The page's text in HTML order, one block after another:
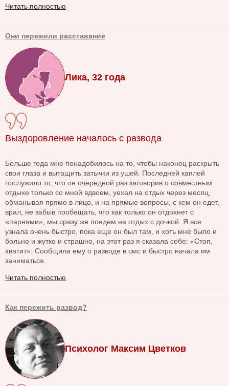
Читать полностью
Они пережили расставание
Лика, 32 года
Выздоровление началось с развода
Больше года мне понадобилось на то, чтобы наконец раскрыть
свои глаза и вытащить затычки из ушей. Последней каплей
послужило то, что он очередной раз заговорив о совместным
отдыхе только со мной вдвоем, уехал на отдых через месяц,
обманывая прямо в лицо, и на прямые вопросы, с кем он едет,
врал, не забыв пообещать, что как только он отдохнет с
«парнями», мы сразу же поедем на отдых с дочкой. Я все
узнала очень быстро, пока еще он был там, и хоть мне было и
больно и жутко и страшно, на этот раз я сказала себе: «Стоп,
хватит». Сообщила ему о разводе в смс и быстро начала им
заниматься.
Читать полностью
Как пережить развод?
Психолог Максим Цветков